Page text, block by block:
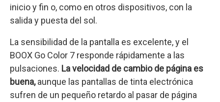
inicio y fin o, como en otros dispositivos, con la
salida y puesta del sol.
La sensibilidad de la pantalla es excelente, y el
BOOX Go Color 7 responde rápidamente a las
pulsaciones. La velocidad de cambio de página es
buena,aunque las pantallas de tinta electrónica
sufren de un pequeño retardo al pasar de página